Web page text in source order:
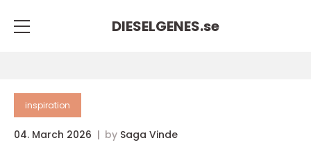
DIESELGENES.se
inspiration
04. March 2026 by Saga Vinde